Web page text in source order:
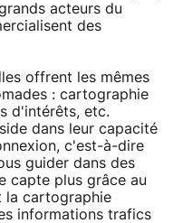
acteurs du
des
offrent les mêmes
: cartographie
d'intérêts, etc.
dans leur capacité
c'est-à-dire
guider dans des
capte plus grâce au
la cartographie
informations trafics